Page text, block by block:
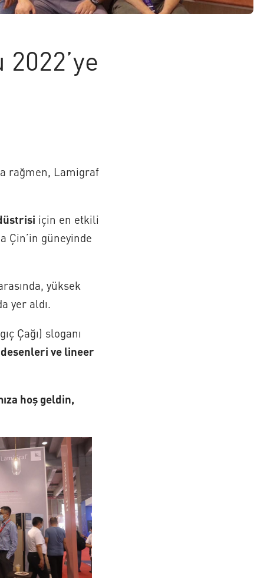
rağmen, Lamigraf
için en etkili
Çin’in güneyinde
yüksek
yer aldı.
Çağı) sloganı
ve lineer
hoş geldin,